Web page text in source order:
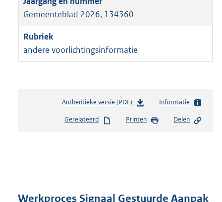
Gemeenteblad 2026, 134360
andere voorlichtingsinformatie
Authentieke versie (PDF)b
s
r
Informatie
Gerelateerd Printen Delen
Werkproces Signaal Gestuurde Aanpak